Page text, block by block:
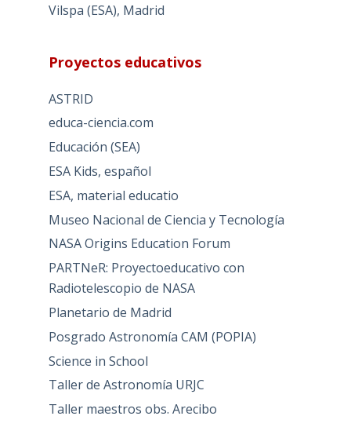
Vilspa (ESA), Madrid
Proyectos educativos
ASTRID
educa-ciencia.com
Educación (SEA)
ESA Kids, español
ESA, material educatio
Museo Nacional de Ciencia y Tecnología
NASA Origins Education Forum
PARTNeR: Proyectoeducativo con
Radiotelescopio de NASA
Planetario de Madrid
Posgrado Astronomía CAM (POPIA)
Science in School
Taller de Astronomía URJC
Taller maestros obs. Arecibo